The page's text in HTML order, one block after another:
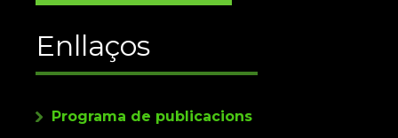
Enllaços
Programa de publicacions